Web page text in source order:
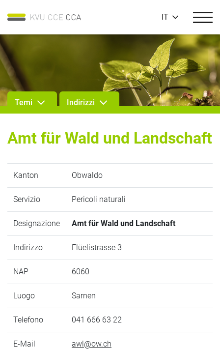
IT
Temi Indirizzi
Amt für Wald und Landschaft
Kanton Obwaldo
Servizio Pericoli naturali
Designazione Amt für Wald und Landschaft
Indirizzo Flüelistrasse 3
NAP 6060
Luogo Sarnen
Telefono 041 666 63 22
E-Mail awl@ow.ch